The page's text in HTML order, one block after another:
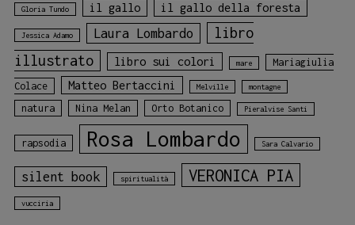
Gloria Tundo il gallo il gallo della foresta
Jessica Adamo Laura Lombardo
libro
illustrato
libro sui colori mare
Mariagiulia
Colace
Matteo Bertaccini Melville montagne
natura Nina Melan Orto Botanico Pieralvise Santi
rapsodia Rosa Lombardo Sara Calvario
silent book spiritualità VERONICA PIA
vucciria